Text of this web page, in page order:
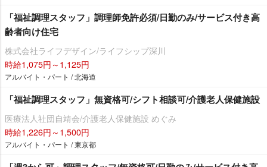
「福祉調理スタッフ」調理師免許必須/日勤のみ/サービス付き高
齢者向け住宅
株式会社ライフデザイン/ライフシップ深川
時給1,075円～1,125円
アルバイト・パート / 北海道
「福祉調理スタッフ」無資格可/シフト相談可/介護老人保健施設
医療法人社団自靖会/介護老人保健施設 めぐみ
時給1,226円～1,500円
アルバイト・パート / 東京都